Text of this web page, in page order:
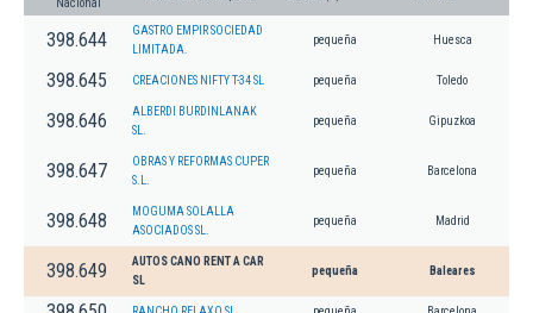
Nacional
398.644
GASTRO EMPIR SOCIEDAD
LIMITADA.
pequeña Huesca
398.645 CREACIONES NIFTY T-34 SL pequeña Toledo
398.646
ALBERDI BURDINLANAK
SL.
pequeña Gipuzkoa
398.647
OBRAS Y REFORMAS CUPER
S.L.
pequeña Barcelona
398.648
MOGUMA SOLALLA
ASOCIADOS SL.
pequeña Madrid
398.649
AUTOS CANO RENT A CAR
SL
pequeña Baleares